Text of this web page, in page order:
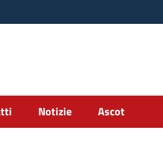
Notizie Ascot